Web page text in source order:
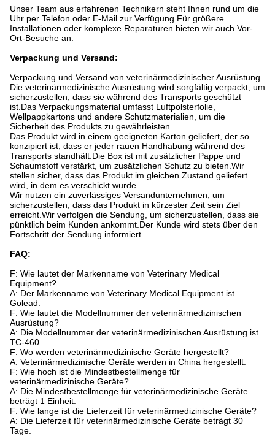
Unser Team aus erfahrenen Technikern steht Ihnen rund um die
Uhr per Telefon oder E-Mail zur Verfügung.Für größere
Installationen oder komplexe Reparaturen bieten wir auch Vor-
Ort-Besuche an.
Verpackung und Versand:
Verpackung und Versand von veterinärmedizinischer Ausrüstung
Die veterinärmedizinische Ausrüstung wird sorgfältig verpackt, um
sicherzustellen, dass sie während des Transports geschützt
ist.Das Verpackungsmaterial umfasst Luftpolsterfolie,
Wellpappkartons und andere Schutzmaterialien, um die
Sicherheit des Produkts zu gewährleisten.
Das Produkt wird in einem geeigneten Karton geliefert, der so
konzipiert ist, dass er jeder rauen Handhabung während des
Transports standhält.Die Box ist mit zusätzlicher Pappe und
Schaumstoff verstärkt, um zusätzlichen Schutz zu bieten.Wir
stellen sicher, dass das Produkt im gleichen Zustand geliefert
wird, in dem es verschickt wurde.
Wir nutzen ein zuverlässiges Versandunternehmen, um
sicherzustellen, dass das Produkt in kürzester Zeit sein Ziel
erreicht.Wir verfolgen die Sendung, um sicherzustellen, dass sie
pünktlich beim Kunden ankommt.Der Kunde wird stets über den
Fortschritt der Sendung informiert.
FAQ:
F: Wie lautet der Markenname von Veterinary Medical
Equipment?
A: Der Markenname von Veterinary Medical Equipment ist
Golead.
F: Wie lautet die Modellnummer der veterinärmedizinischen
Ausrüstung?
A: Die Modellnummer der veterinärmedizinischen Ausrüstung ist
TC-460.
F: Wo werden veterinärmedizinische Geräte hergestellt?
A: Veterinärmedizinische Geräte werden in China hergestellt.
F: Wie hoch ist die Mindestbestellmenge für
veterinärmedizinische Geräte?
A: Die Mindestbestellmenge für veterinärmedizinische Geräte
beträgt 1 Einheit.
F: Wie lange ist die Lieferzeit für veterinärmedizinische Geräte?
A: Die Lieferzeit für veterinärmedizinische Geräte beträgt 30
Tage.